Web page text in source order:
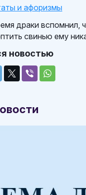
и афоризмы
драки вспомнил,
свинью ему
новостью